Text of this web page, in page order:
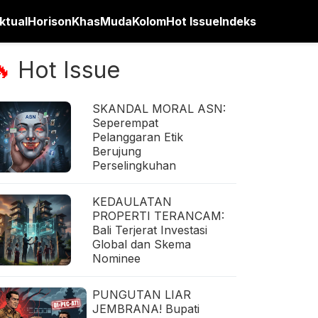
HorisonKhasMudaKolomHot IssueIndeks
Hot Issue
SKANDAL MORAL ASN:
Seperempat
Pelanggaran Etik
Berujung
Perselingkuhan
KEDAULATAN
PROPERTI TERANCAM:
Bali Terjerat Investasi
Global dan Skema
Nominee
PUNGUTAN LIAR
JEMBRANA! Bupati